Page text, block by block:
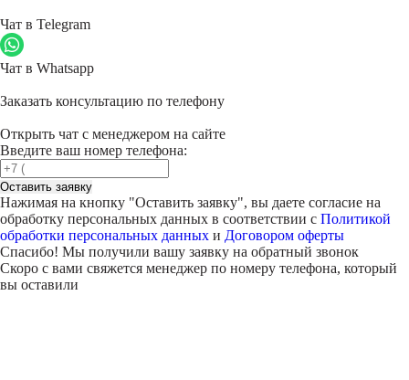
Чат в Telegram
Чат в Whatsapp
Заказать консультацию по телефону
Открыть чат с менеджером на сайте
Введите ваш номер телефона:
Оставить заявку
Нажимая на кнопку "Оставить заявку", вы даете согласие на
обработку персональных данных в соответствии с Политикой
обработки персональных данных и Договором оферты
Спасибо! Мы получили вашу заявку на обратный звонок
Скоро с вами свяжется менеджер по номеру телефона, который
вы оставили